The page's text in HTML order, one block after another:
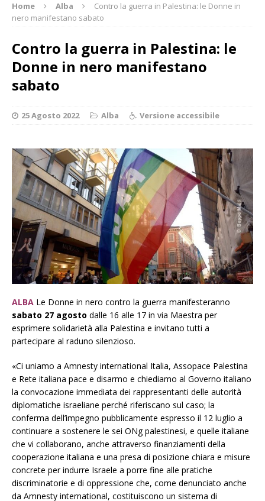
Home Alba
Contro la guerra in Palestina: le Donne in
nero manifestano sabato
Contro la guerra in Palestina: le
Donne in nero manifestano
sabato
25 Agosto 2022 Alba Versione accessibile
ALBA Le Donne in nero contro la guerra manifesteranno
sabato 27 agosto dalle 16 alle 17 in via Maestra per
esprimere solidarietà alla Palestina e invitano tutti a
partecipare al raduno silenzioso.
«Ci uniamo a Amnesty international Italia, Assopace Palestina
e Rete italiana pace e disarmo e chiediamo al Governo italiano
la convocazione immediata dei rappresentanti delle autorità
diplomatiche israeliane perché riferiscano sul caso; la
conferma dell’impegno pubblicamente espresso il 12 luglio a
continuare a sostenere le sei ONg palestinesi, e quelle italiane
che vi collaborano, anche attraverso finanziamenti della
cooperazione italiana e una presa di posizione chiara e misure
concrete per indurre Israele a porre fine alle pratiche
discriminatorie e di oppressione che, come denunciato anche
da Amnesty international, costituiscono un sistema di